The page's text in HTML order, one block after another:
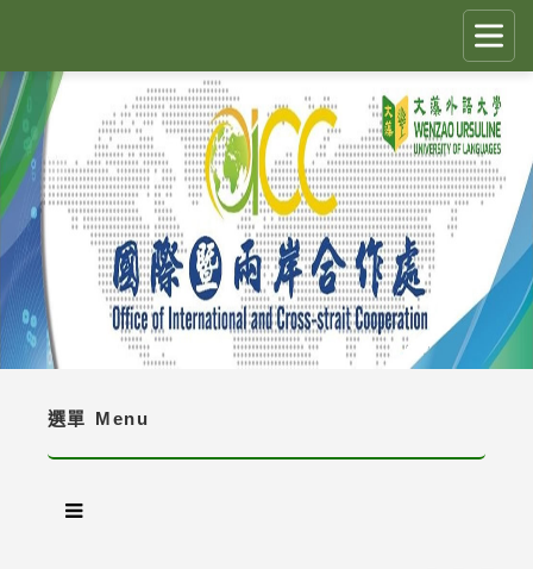
容
區
CLOSE ✕
國際生留臺計畫 PEGFIS
最新消息 Latest News
人員職掌 Job Description
境外生資訊與規定 Regulations
境外生入學資訊 Enrollment Information
選單 Menu